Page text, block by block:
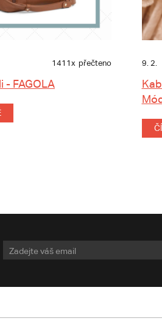
1411x přečteno
- FAGOLA
9. 2.